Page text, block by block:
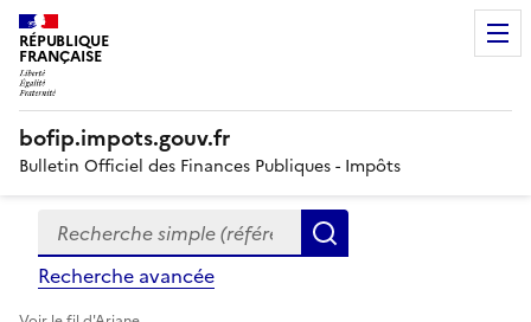
RÉPUBLIQUE
FRANÇAISE
bofip.impots.gouv.fr
Bulletin Officiel des Finances Publiques - Impôts
Formulaire
de
recherche
Recherche simple (références, mots clés, partie du
Recherche avancée